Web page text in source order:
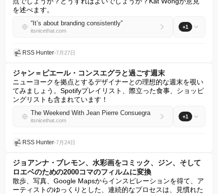
を述べます。
“It’s about branding consistently”
itsnicethat.com
+1
RSS Hunter•7月27日
ジャン＝ピエール・コンスエグラと過ごす週末
ニューヨークを拠点とするデザイナーとの理想的な週末を覗い
てみましょう。Spotifyプレイリスト、際立った食事、ショッピ
ングリストも含まれています！
The Weekend With Jean Pierre Consuegra
itsnicethat.com
+1
RSS Hunter•7月24日
ジョアンナ・ブレモン、水彩画をコミック、ジン、そして
ロエベのための2000コマのフィルムに変換
散歩、写真、Google Mapsからインスピレーションを得て、ア
ーティストのゆっくりとした、連続的なプロセスは、見慣れた